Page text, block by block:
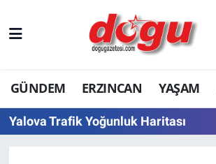
GÜNDEM ERZINCAN YAŞAM
Yalova Trafik Yoğunluk Haritası
ERZINCAN
GÜNDEM
ERZİNCAN FOTOĞRAFLARI